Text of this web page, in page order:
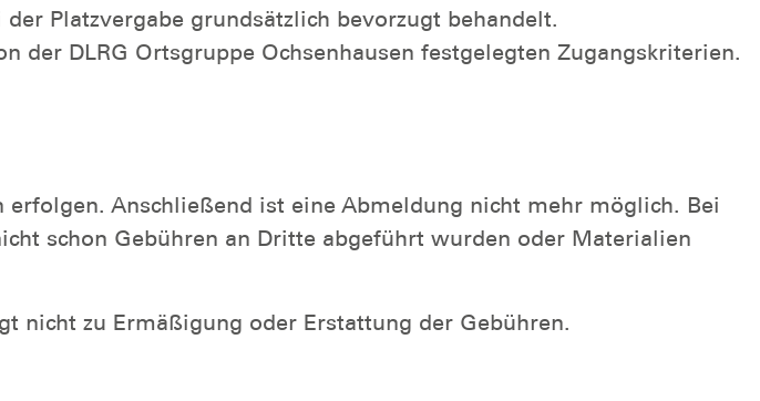
Platzvergabe grundsätzlich bevorzugt behandelt.
der DLRG Ortsgruppe Ochsenhausen festgelegten Zugangskriterien.
erfolgen. Anschließend ist eine Abmeldung nicht mehr möglich. Bei
schon Gebühren an Dritte abgeführt wurden oder Materialien
nicht zu Ermäßigung oder Erstattung der Gebühren.